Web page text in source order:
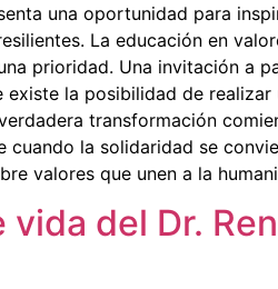
una oportunidad para
La educación en
prioridad. Una invitación a
la posibilidad de realizar
transformación
la solidaridad se
valores que unen a la
del Dr.